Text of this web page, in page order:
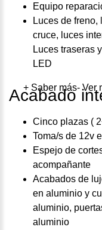
Equipo
Luces de
cruce, luces
Luces traseras
LED
+ Saber más- Ver
Acabado
Cinco plazas (
Toma/s de 12v
Espejo de
acompañante
Acabados de
en aluminio y
aluminio,
aluminio